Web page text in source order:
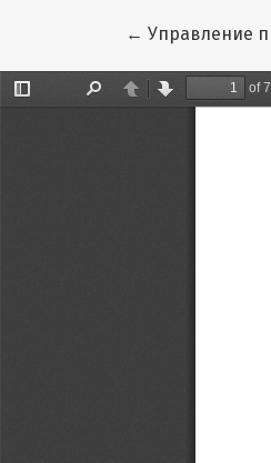
←Вернуться к
Управление